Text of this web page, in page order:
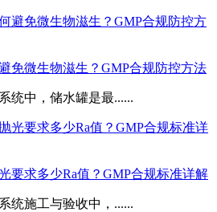
免微生物滋生？GMP合规防控方法
统中，储水罐是最......
要求多少Ra值？GMP合规标准详解
统施工与验收中，......